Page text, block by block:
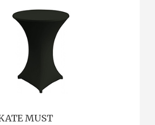
MUST